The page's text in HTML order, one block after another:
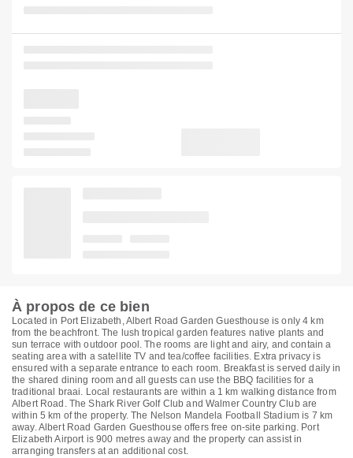
À propos de ce bien
Located in Port Elizabeth, Albert Road Garden Guesthouse is only 4 km
from the beachfront. The lush tropical garden features native plants and
sun terrace with outdoor pool. The rooms are light and airy, and contain a
seating area with a satellite TV and tea/coffee facilities. Extra privacy is
ensured with a separate entrance to each room. Breakfast is served daily in
the shared dining room and all guests can use the BBQ facilities for a
traditional braai. Local restaurants are within a 1 km walking distance from
Albert Road. The Shark River Golf Club and Walmer Country Club are
within 5 km of the property. The Nelson Mandela Football Stadium is 7 km
away. Albert Road Garden Guesthouse offers free on-site parking. Port
Elizabeth Airport is 900 metres away and the property can assist in
arranging transfers at an additional cost.